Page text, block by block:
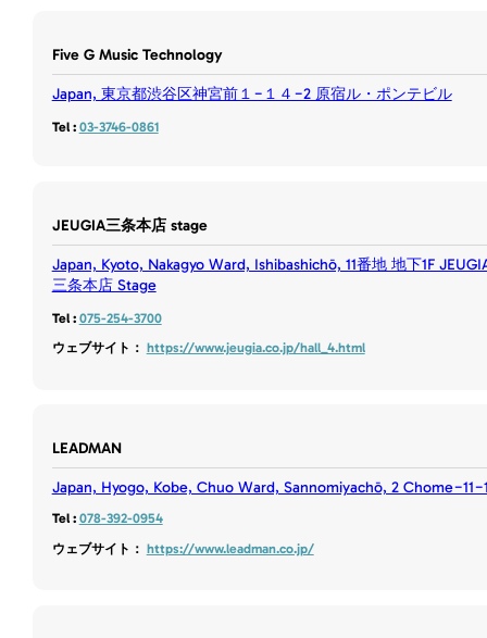
Five G Music Technology
Japan, 東京都渋谷区神宮前１−１４−2 原宿ル・ポンテビル
Tel : 03-3746-0861
JEUGIA三条本店 stage
Japan, Kyoto, Nakagyo Ward, Ishibashichō, 11番地 地下1F
三条本店 Stage
Tel : 075-254-3700
ウェブサイト： https://www.jeugia.co.jp/hall_4.html
LEADMAN
Japan, Hyogo, Kobe, Chuo Ward, Sannomiyachō, 2
Tel : 078-392-0954
ウェブサイト： https://www.leadman.co.jp/